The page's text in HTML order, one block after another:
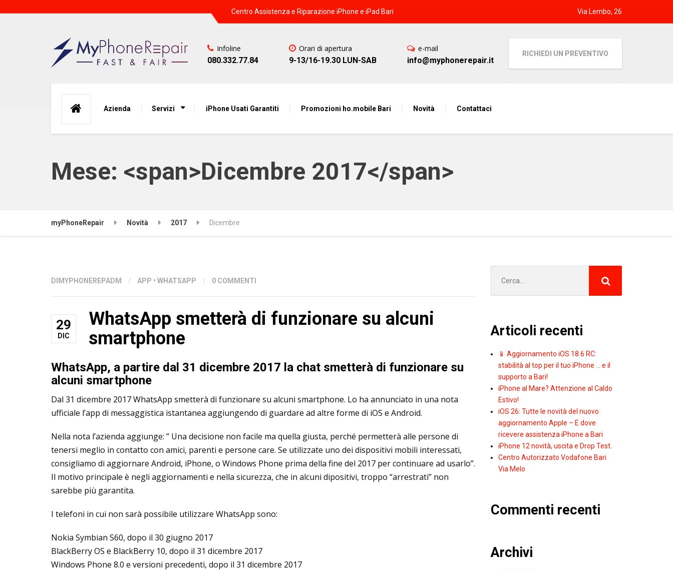
Centro Assistenza e Riparazione iPhone e iPad Bari Via Lembo, 26
Azienda Servizi iPhone Usati Garantiti Promozioni ho.mobile Bari Novità Contattaci
Infoline
080.332.77.84
Orari di apertura
9-13/16-19.30 LUN-SAB
e-mail
info@myphonerepair.it
RICHIEDI UN PREVENTIVO
Mese: <span>Dicembre 2017</span>
myPhoneRepair Novità 2017 Dicembre
DIMYPHONEREPADM / APP • WHATSAPP / 0 COMMENTI
29
DIC
WhatsApp smetterà di funzionare su alcuni
smartphone
WhatsApp, a partire dal 31 dicembre 2017 la chat smetterà di funzionare su
alcuni smartphone
Dal 31 dicembre 2017 WhatsApp smetterà di funzionare su alcuni smartphone. Lo ha annunciato in una nota
ufficiale l’app di messaggistica istantanea aggiungendo di guardare ad altre forme di iOS e Android.
Nella nota l’azienda aggiunge: ” Una decisione non facile ma quella giusta, perché permetterà alle persone di
tenersi meglio in contatto con amici, parenti e persone care. Se utilizzate uno dei dispositivi mobili interessati,
consigliamo di aggiornare Android, iPhone, o Windows Phone prima della fine del 2017 per continuare ad usarlo”.
Il motivo principale è negli aggiornamenti e nella sicurezza, che in alcuni dipositivi, troppo “arrestrati” non
sarebbe più garantita.
I telefoni in cui non sarà possibile utilizzare WhatsApp sono:
Nokia Symbian S60, dopo il 30 giugno 2017
BlackBerry OS e BlackBerry 10, dopo il 31 dicembre 2017
Windows Phone 8.0 e versioni precedenti, dopo il 31 dicembre 2017
per:
Articoli recenti
📱 Aggiornamento iOS 18.6 RC:
stabilità al top per il tuo iPhone … e il
supporto a Bari!
iPhone al Mare? Attenzione al Caldo
Estivo!
iOS 26: Tutte le novità del nuovo
aggiornamento Apple – E dove
ricevere assistenza iPhone a Bari
iPhone 12 novità, uscita e Drop Test.
Centro Autorizzato Vodafone Bari
Via Melo
Commenti recenti
Archivi